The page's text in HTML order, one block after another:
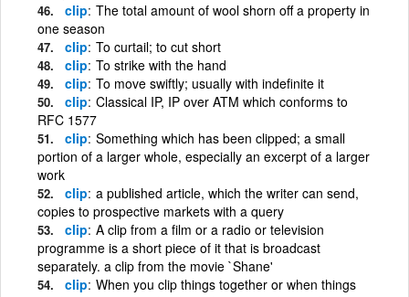
clip The total amount of wool shorn off a property in
one season
clip To curtail; to cut short
clip To strike with the hand
clip To move swiftly; usually with indefinite it
clip Classical IP, IP over ATM which conforms to
RFC 1577
clip Something which has been clipped; a small
portion of a larger whole, especially an excerpt of a larger
work
clip a published article, which the writer can send,
copies to prospective markets with a query
clip A clip from a film or a radio or television
programme is a short piece of it that is broadcast
separately. a clip from the movie `Shane'
clip When you clip things together or when things